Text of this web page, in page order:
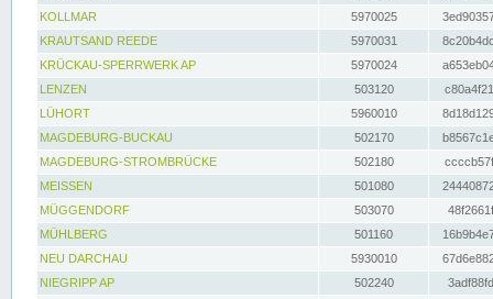
KOLLMAR
5970025
KRAUTSAND REEDE
5970031
KRÜCKAU-SPERRWERK AP
5970024
LENZEN
503120
LÜHORT
5960010
MAGDEBURG-BUCKAU
502170
MAGDEBURG-STROMBRÜCKE
502180
MEISSEN
501080
MÜGGENDORF
503070
MÜHLBERG
501160
NEU DARCHAU
5930010
NIEGRIPP AP
502240